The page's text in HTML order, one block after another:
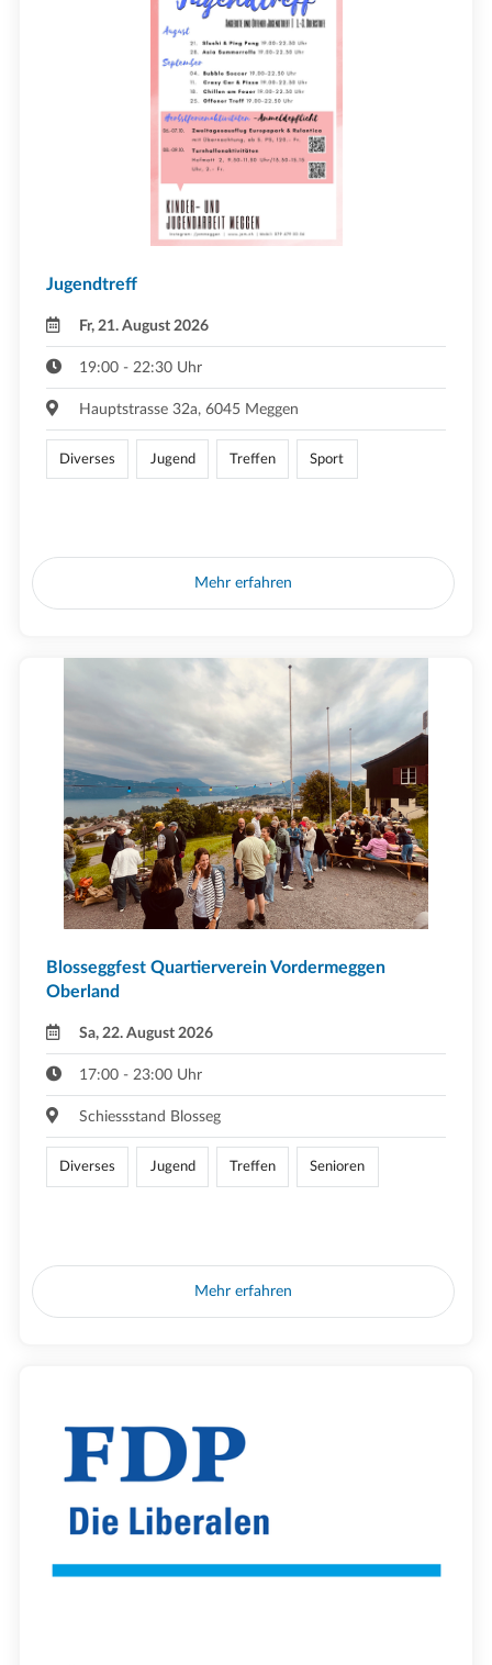
Jugendtreff
Fr, 21. August 2026
19:00 - 22:30 Uhr
Hauptstrasse 32a, 6045 Meggen
Diverses Jugend Treffen Sport
Mehr erfahren
Blosseggfest Quartierverein Vordermeggen
Oberland
Sa, 22. August 2026
17:00 - 23:00 Uhr
Schiessstand Blosseg
Diverses Jugend Treffen Senioren
Mehr erfahren